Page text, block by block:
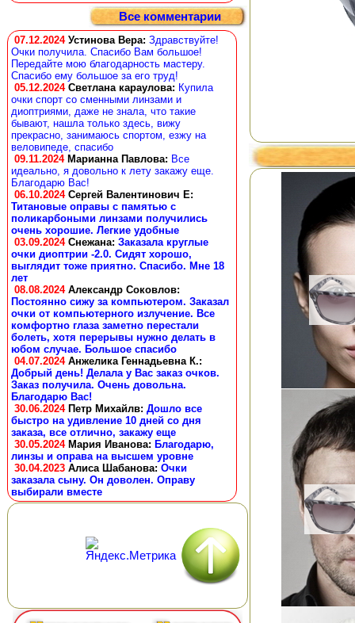
Все комментарии
07.12.2024 Устинова Вера: Здравствуйте!
Очки получила. Спасибо Вам большое!
Передайте мою благодарность мастеру.
Спасибо ему большое за его труд!
05.12.2024 Светлана караулова: Купила
очки спорт со сменными линзами и
диоптриями, даже не знала, что такие
бывают, нашла только здесь, вижу
прекрасно, занимаюсь спортом, езжу на
веловипеде, спасибо
09.11.2024 Марианна Павлова: Все
идеально, я довольно к лету закажу еще.
Благодарю Вас!
06.10.2024 Сергей Валентинович Е:
Титановые оправы с памятью с
поликарбоными линзами получились
очень хорошие. Легкие удобные
03.09.2024 Снежана: Заказала круглые
очки диоптрии -2.0. Сидят хорошо,
выглядит тоже приятно. Спасибо. Мне 18
лет
08.08.2024 Александр Соковлов:
Постоянно сижу за компьютером. Заказал
очки от компьютерного излучение. Все
комфортно глаза заметно перестали
болеть, хотя перерывы нужно делать в
юбом случае. Большое спасибо
04.07.2024 Анжелика Геннадьевна К.:
Добрый день! Делала у Вас заказ очков.
Заказ получила. Очень довольна.
Благодарю Вас!
30.06.2024 Петр Михайлв: Дошло все
быстро на удивление 10 дней со дня
заказа, все отлично, закажу еще
30.05.2024 Мария Иванова: Благодарю,
линзы и оправа на высшем уровне
30.04.2023 Алиса Шабанова: Очки
заказала сыну. Он доволен. Оправу
выбирали вместе